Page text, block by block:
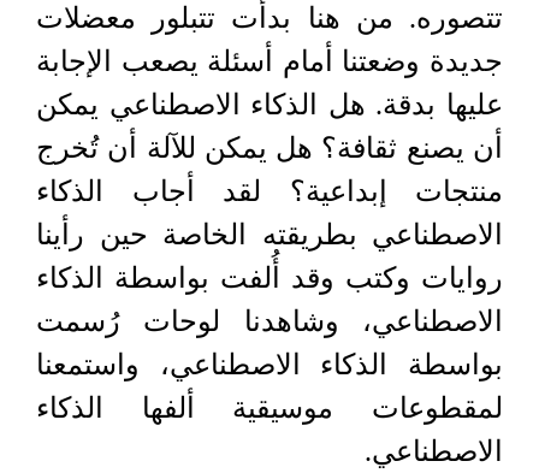
تتصوره. من هنا بدأت تتبلور معضلات
جديدة وضعتنا أمام أسئلة يصعب الإجابة
عليها بدقة. هل الذكاء الاصطناعي يمكن
أن يصنع ثقافة؟ هل يمكن للآلة أن تُخرج
منتجات إبداعية؟ لقد أجاب الذكاء
الاصطناعي بطريقته الخاصة حين رأينا
روايات وكتب وقد أُلفت بواسطة الذكاء
الاصطناعي، وشاهدنا لوحات رُسمت
بواسطة الذكاء الاصطناعي، واستمعنا
لمقطوعات موسيقية ألفها الذكاء
الاصطناعي.